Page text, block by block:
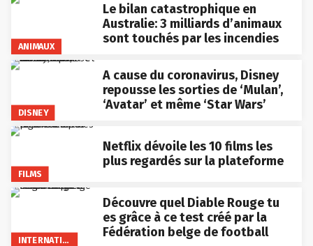
ANIMAUX
Le bilan catastrophique en
Australie: 3 milliards d’animaux
sont touchés par les incendies
DISNEY
A cause du coronavirus, Disney
repousse les sorties de ‘Mulan’,
‘Avatar’ et même ‘Star Wars’
FILMS
Netflix dévoile les 10 films les
plus regardés sur la plateforme
INTERNATIONAL
Découvre quel Diable Rouge tu
es grâce à ce test créé par la
Fédération belge de football